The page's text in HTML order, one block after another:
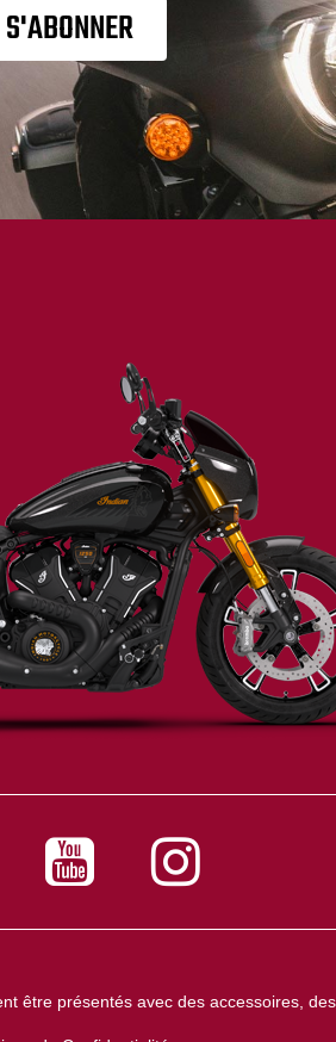
S'ABONNER
être présentés avec des accessoires,